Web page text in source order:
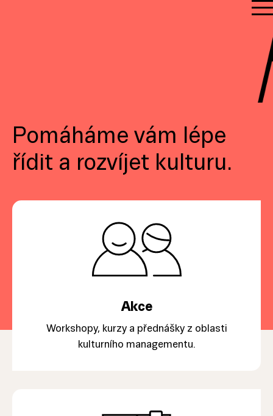
Pomáháme vám lépe
řídit a rozvíjet kulturu.
Akce
Workshopy, kurzy a přednášky z oblasti
kulturního managementu.